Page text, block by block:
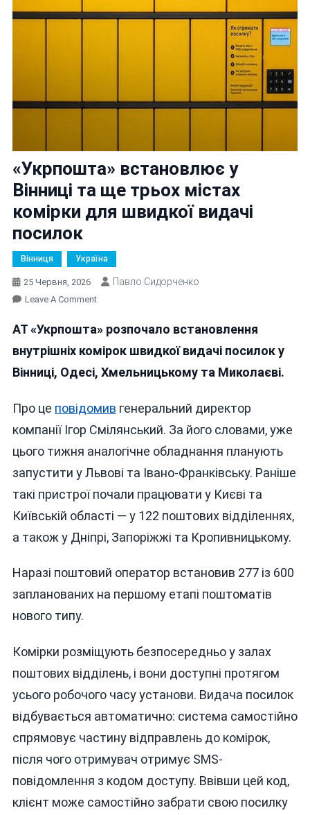
«Укрпошта» встановлює у
Вінниці та ще трьох містах
комірки для швидкої видачі
посилок
Вінниця Україна
25 Червня, 2026 Павло Сидорченко
Leave A CommentOn
Встановлює
У
Та
Трьох
Містах
Для
Швидкої
Видачі
АТ «Укрпошта» розпочало встановлення
внутрішніх комірок швидкої видачі посилок у
Вінниці, Одесі, Хмельницькому та Миколаєві.
Про це повідомив генеральний директор
компанії Ігор Смілянський. За його словами, уже
цього тижня аналогічне обладнання планують
запустити у Львові та Івано-Франківську. Раніше
такі пристрої почали працювати у Києві та
Київській області — у 122 поштових відділеннях,
а також у Дніпрі, Запоріжжі та Кропивницькому.
Наразі поштовий оператор встановив 277 із 600
запланованих на першому етапі поштоматів
нового типу.
Комірки розміщують безпосередньо у залах
поштових відділень, і вони доступні протягом
усього робочого часу установи. Видача посилок
відбувається автоматично: система самостійно
спрямовує частину відправлень до комірок,
після чого отримувач отримує SMS-
повідомлення з кодом доступу. Ввівши цей код,
клієнт може самостійно забрати свою посилку